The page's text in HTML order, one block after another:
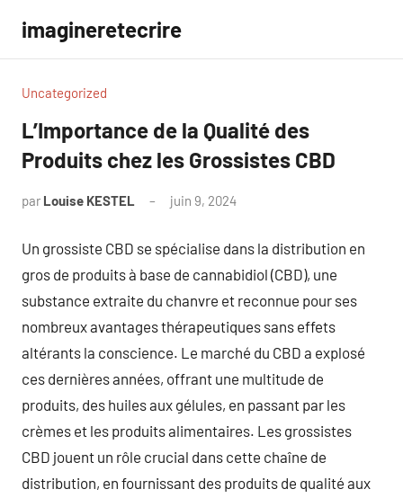
contenu
imagineretecrire
Uncategorized
L’Importance de la Qualité des
Produits chez les Grossistes CBD
par Louise KESTEL juin 9, 2024
Un grossiste CBD se spécialise dans la distribution en
gros de produits à base de cannabidiol (CBD), une
substance extraite du chanvre et reconnue pour ses
nombreux avantages thérapeutiques sans effets
altérants la conscience. Le marché du CBD a explosé
ces dernières années, offrant une multitude de
produits, des huiles aux gélules, en passant par les
crèmes et les produits alimentaires. Les grossistes
CBD jouent un rôle crucial dans cette chaîne de
distribution, en fournissant des produits de qualité aux